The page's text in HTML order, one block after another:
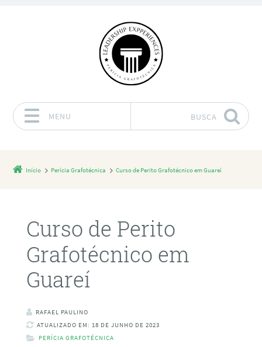
MENU BUSCA
Início Perícia Grafotécnica Curso de Perito Grafotécnico em Guareí
Curso de Perito
Grafotécnico em
Guareí
RAFAEL PAULINO
ATUALIZADO EM: 18 DE JUNHO DE 2023
PERÍCIA GRAFOTÉCNICA